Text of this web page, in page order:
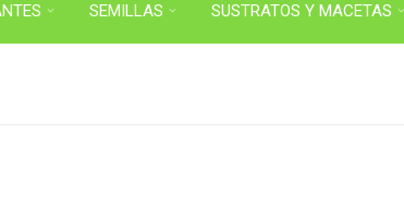
SEMILLAS SUSTRATOS Y MACETAS